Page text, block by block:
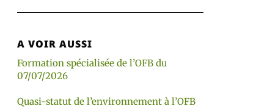
A VOIR AUSSI
Formation spécialisée de l’OFB du
07/07/2026
Quasi-statut de l’environnement à l’OFB